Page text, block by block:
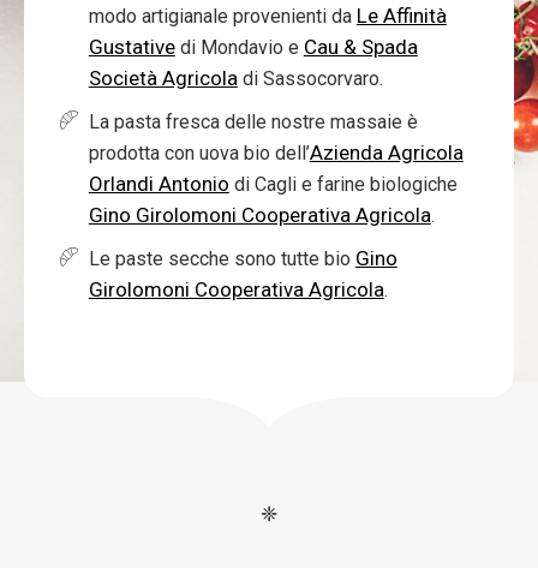
modo artigianale provenienti da Le Affinità
Gustativedi Mondavio e Cau & Spada
Società Agricola di Sassocorvaro.
La pasta fresca delle nostre massaie è
prodotta con uova bio dell’Azienda Agricola
Orlandi Antonio di Cagli e farine biologiche
Gino Girolomoni Cooperativa Agricola.
Le paste secche sono tutte bio Gino
Girolomoni Cooperativa Agricola.
❈